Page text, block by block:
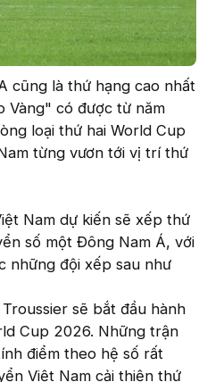
cũng là thứ hạng cao nhất
Vàng" có được từ năm
loại thứ hai World Cup
từng vươn tới vị trí thứ
Nam dự kiến sẽ xếp thứ
số một Đông Nam Á, với
những đội xếp sau như
sẽ bắt đầu hành
Cup 2026. Những trận
điểm theo hệ số rất
Việt Nam cải thiện thứ